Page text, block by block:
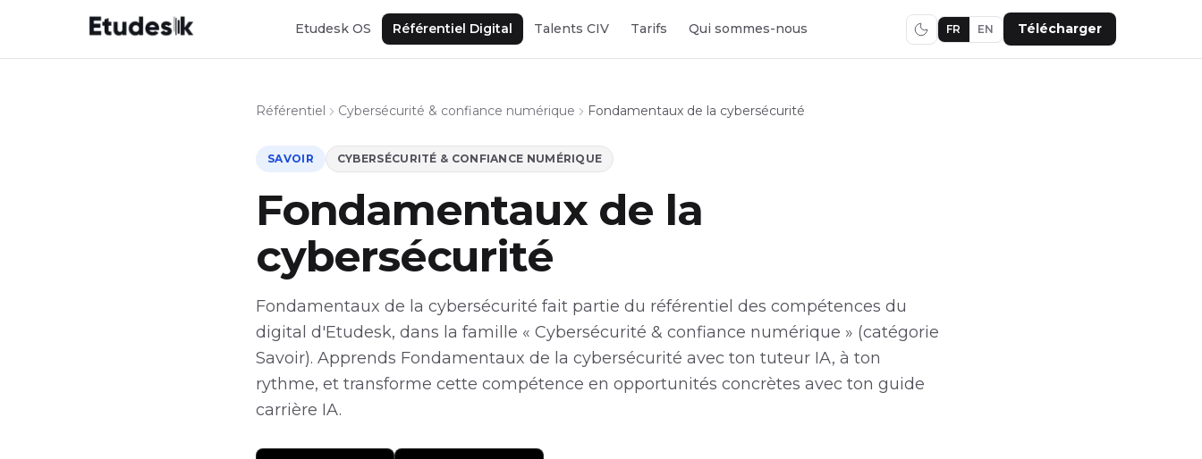
Etudesk OS Référentiel Digital Talents CIV Tarifs Qui sommes-nous FR EN Télécharger
Référentiel Cybersécurité & confiance numérique Fondamentaux de la cybersécurité
SAVOIR CYBERSÉCURITÉ & CONFIANCE NUMÉRIQUE
Fondamentaux de la
cybersécurité
Fondamentaux de la cybersécurité fait partie du référentiel des compétences du
digital d'Etudesk, dans la famille « Cybersécurité & confiance numérique » (catégorie
Savoir). Apprends Fondamentaux de la cybersécurité avec ton tuteur IA, à ton
rythme, et transforme cette compétence en opportunités concrètes avec ton guide
carrière IA.